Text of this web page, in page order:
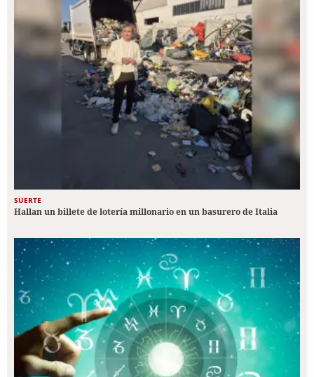
SUERTE
Hallan un billete de lotería millonario en un basurero de Italia